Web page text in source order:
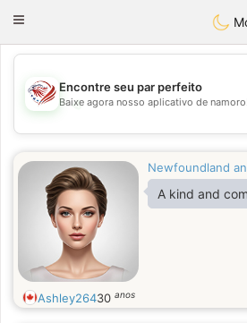
Toggle
💖
Encontre seu par perfeito
Baixe agora nosso aplicativo de namoro!
Newfoundland
A kind and
Ashley26430 anos